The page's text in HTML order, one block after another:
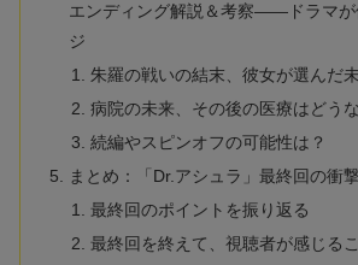
エンディング解説＆考察——ドラマが
ジ
朱羅の戦いの結末、彼女が選んだ
病院の未来、その後の医療はどう
続編やスピンオフの可能性は？
まとめ：「Dr.アシュラ」最終回の衝
最終回のポイントを振り返る
最終回を終えて、視聴者が感じる